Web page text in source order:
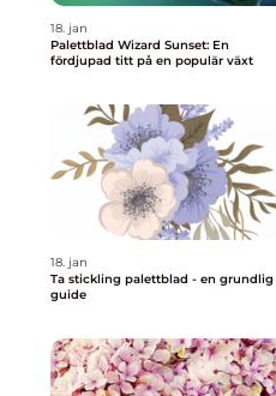
18. jan
Palettblad Wizard Sunset: En
fördjupad titt på en populär växt
18. jan
Ta stickling palettblad - en grundlig
guide